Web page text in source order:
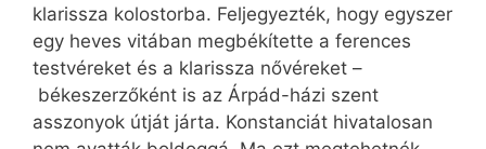
klarissza kolostorba. Feljegyezték, hogy egyszer
egy heves vitában megbékítette a ferences
testvéreket és a klarissza nővéreket –
békeszerzőként is az Árpád-házi szent
asszonyok útját járta. Konstanciát hivatalosan